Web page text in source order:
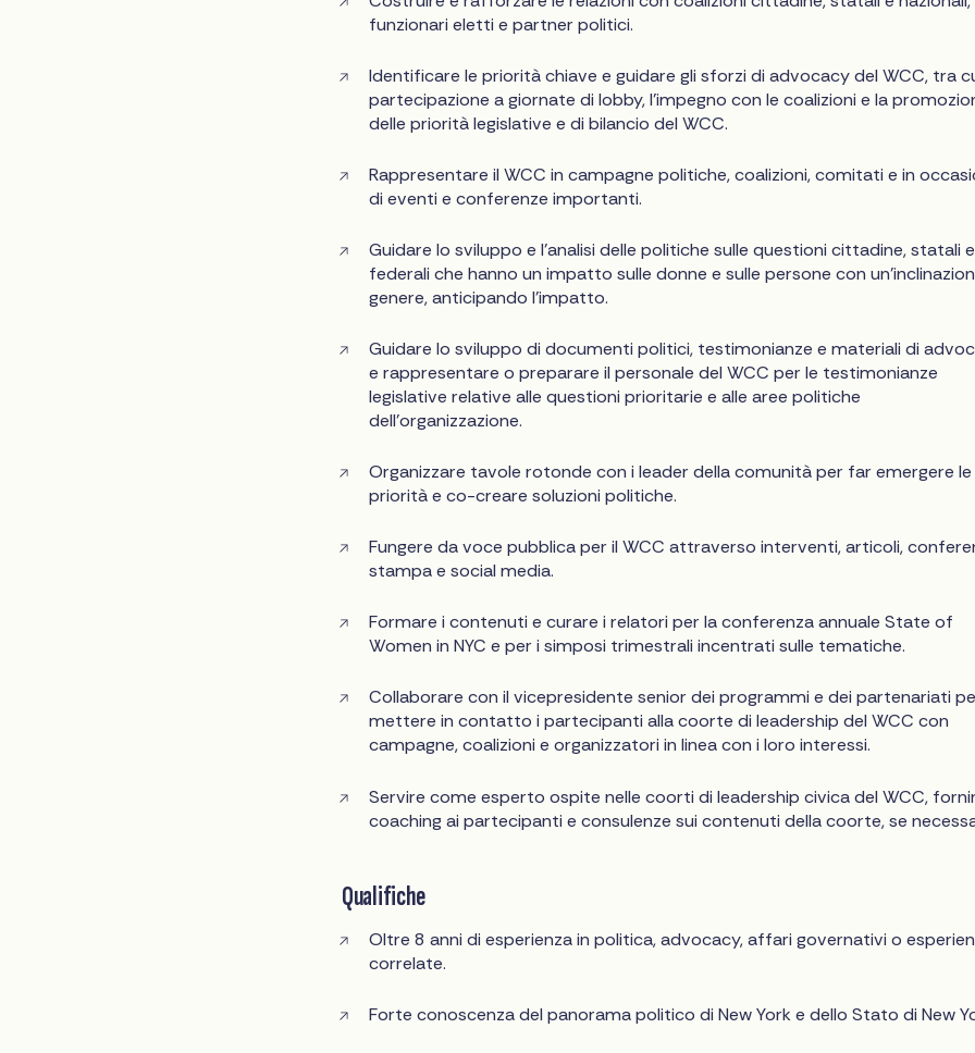
funzionari eletti e partner politici.
Identificare le priorità chiave e guidare gli sforzi di advocacy del WCC, tra
partecipazione a giornate di lobby, l'impegno con le coalizioni e la
delle priorità legislative e di bilancio del WCC.
Rappresentare il WCC in campagne politiche, coalizioni, comitati e in
di eventi e conferenze importanti.
Guidare lo sviluppo e l'analisi delle politiche sulle questioni cittadine, statali e
federali che hanno un impatto sulle donne e sulle persone con
genere, anticipando l'impatto.
Guidare lo sviluppo di documenti politici, testimonianze e materiali di
e rappresentare o preparare il personale del WCC per le testimonianze
legislative relative alle questioni prioritarie e alle aree politiche
dell'organizzazione.
Organizzare tavole rotonde con i leader della comunità per far emergere le
priorità e co-creare soluzioni politiche.
Fungere da voce pubblica per il WCC attraverso interventi, articoli,
stampa e social media.
Formare i contenuti e curare i relatori per la conferenza annuale State of
Women in NYC e per i simposi trimestrali incentrati sulle tematiche.
Collaborare con il vicepresidente senior dei programmi e dei partenariati
mettere in contatto i partecipanti alla coorte di leadership del WCC con
campagne, coalizioni e organizzatori in linea con i loro interessi.
Servire come esperto ospite nelle coorti di leadership civica del WCC,
coaching ai partecipanti e consulenze sui contenuti della coorte, se
Qualifiche
Oltre 8 anni di esperienza in politica, advocacy, affari governativi o
correlate.
Forte conoscenza del panorama politico di New York e dello Stato di New